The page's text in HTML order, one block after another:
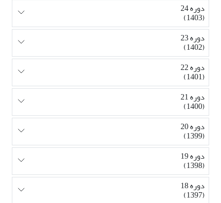
دوره 24
(1403)
دوره 23
(1402)
دوره 22
(1401)
دوره 21
(1400)
دوره 20
(1399)
دوره 19
(1398)
دوره 18
(1397)